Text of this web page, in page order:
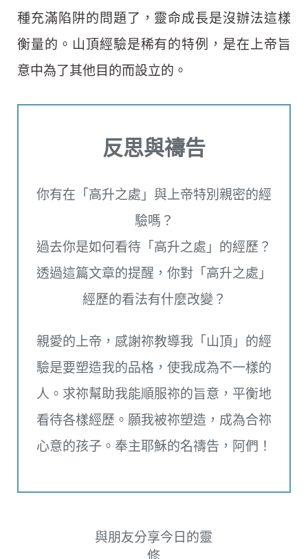
種充滿陷阱的問題了，靈命成長是沒辦法這樣
衡量的。山頂經驗是稀有的特例，是在上帝旨
意中為了其他目的而設立的。
反思與禱告
你有在「高升之處」與上帝特別親密的經
驗嗎？
過去你是如何看待「高升之處」的經歷？
透過這篇文章的提醒，你對「高升之處」
經歷的看法有什麼改變？
親愛的上帝，感謝祢教導我「山頂」的經
驗是要塑造我的品格，使我成為不一樣的
人。求祢幫助我能順服祢的旨意，平衡地
看待各樣經歷。願我被祢塑造，成為合祢
心意的孩子。奉主耶穌的名禱告，阿們！
與朋友分享今日的靈
修